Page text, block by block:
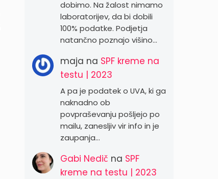
dobimo. Na žalost nimamo
laboratorijev, da bi dobili
100% podatke. Podjetja
natančno poznajo višino…
maja na SPF kreme na
testu | 2023
A pa je podatek o UVA, ki ga
naknadno ob
povpraševanju pošljejo po
mailu, zanesljiv vir info in je
zaupanja…
Gabi Nedič na SPF
kreme na testu | 2023